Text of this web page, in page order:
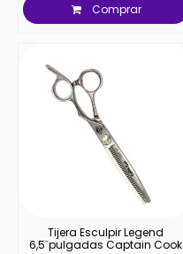
Comprar
Tijera Esculpir Legend
6,5¨pulgadas Captain Cook